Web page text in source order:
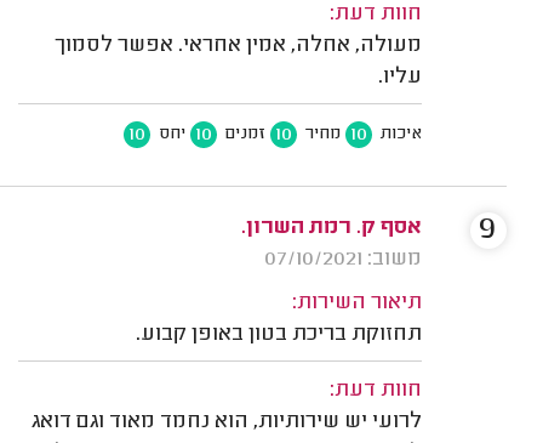
חוות דעת:
מעולה, אחלה, אמין אחראי. אפשר לסמוך
עליו.
איכות 10 מחיר 10 זמנים 10 יחס 10
אסף ק. רמת השרון.
משוב: 07/10/2021
תיאור השירות:
תחזוקת בריכת בטון באופן קבוע.
חוות דעת:
לרועי יש שירותיות, הוא נחמד מאוד וגם דואג
9